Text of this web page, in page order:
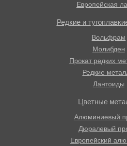
Европейская
Редкие и
Вольфрам
Молибден
Прокат редких
Редкие
Лантоиды
Цветные
Алюминиевый
Дюралевый
Европейский